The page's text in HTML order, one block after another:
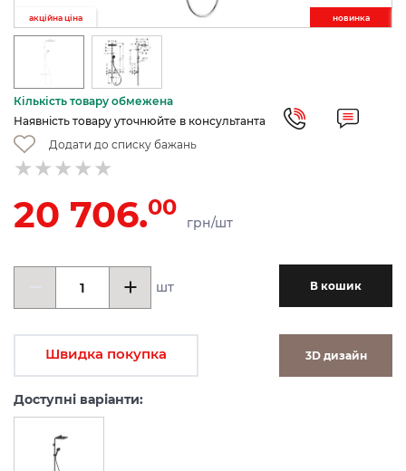
новинкa
акційна ціна
Кількість товару обмежена
Наявність товару уточнюйте в консультанта
Додати до списку бажань
20 706.00
грн/шт
шт В кошик
Швидка покупка 3D дизайн
Доступні варіанти: